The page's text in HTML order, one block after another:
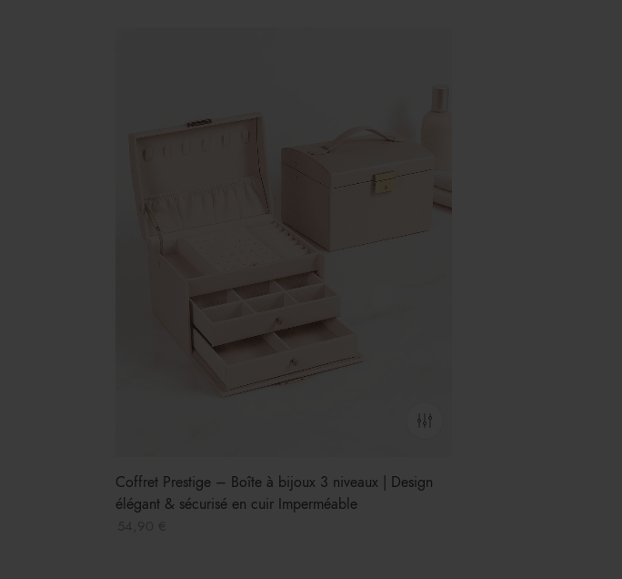
Coffret Prestige – Boîte à bijoux 3 niveaux | Design
élégant & sécurisé en cuir Imperméable